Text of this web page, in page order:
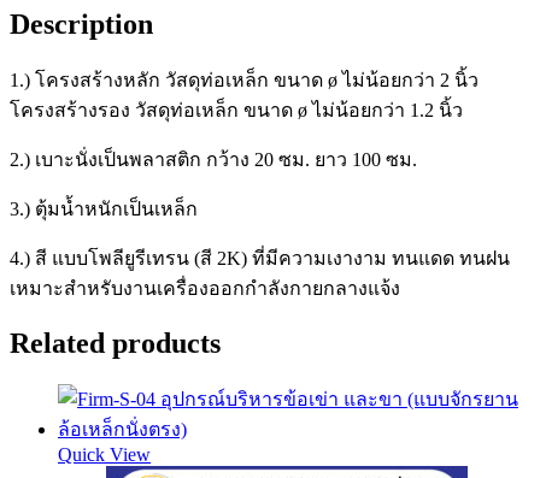
Description
1.) โครงสร้างหลัก วัสดุท่อเหล็ก ขนาด ø ไม่น้อยกว่า 2 นิ้ว
โครงสร้างรอง วัสดุท่อเหล็ก ขนาด ø ไม่น้อยกว่า 1.2 นิ้ว
2.) เบาะนั่งเป็นพลาสติก กว้าง 20 ซม. ยาว 100 ซม.
3.) ตุ้มน้ำหนักเป็นเหล็ก
4.) สี แบบโพลียูรีเทรน (สี 2K) ที่มีความเงางาม ทนแดด ทนฝน
เหมาะสำหรับงานเครื่องออกกำลังกายกลางแจ้ง
Related products
Quick View